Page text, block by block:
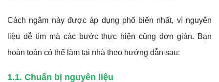
Cách ngâm này được áp dụng phổ biến nhất, vì nguyên
liệu dễ tìm mà các bước thực hiện cũng đơn giản. Bạn
hoàn toàn có thể làm tại nhà theo hướng dẫn sau:
1.1. Chuẩn bị nguyên liệu